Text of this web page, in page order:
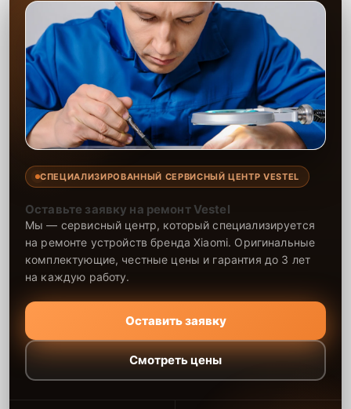
СПЕЦИАЛИЗИРОВАННЫЙ СЕРВИСНЫЙ ЦЕНТР VESTEL
Оставьте заявку на ремонт Vestel
Мы — сервисный центр, который специализируется
на ремонте устройств бренда Xiaomi. Оригинальные
комплектующие, честные цены и гарантия до 3 лет
на каждую работу.
Оставить заявку
Смотреть цены